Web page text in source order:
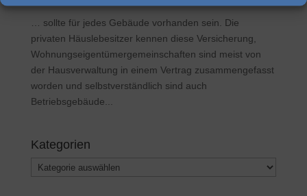
… sollte für jedes Gebäude vorhanden sein. Die
privaten Häuslebesitzer kennen diese Versicherung,
Wohnungseigentümergemeinschaften sind meist von
der Hausverwaltung in einem Vertrag zusammengefasst
worden und selbstverständlich sind auch
Betriebsgebäude...
Kategorien
Kategorien